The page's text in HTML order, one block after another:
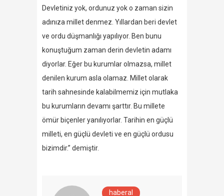
Devletiniz yok, ordunuz yok o zaman sizin
adınıza millet denmez. Yıllardan beri devlet
ve ordu düşmanlığı yapılıyor. Ben bunu
konuştuğum zaman derin devletin adamı
diyorlar. Eğer bu kurumlar olmazsa, millet
denilen kurum asla olamaz. Millet olarak
tarih sahnesinde kalabilmemiz için mutlaka
bu kurumların devamı şarttır. Bu millete
ömür biçenler yanılıyorlar. Tarihin en güçlü
milleti, en güçlü devleti ve en güçlü ordusu
bizimdir.” demiştir.
haberal